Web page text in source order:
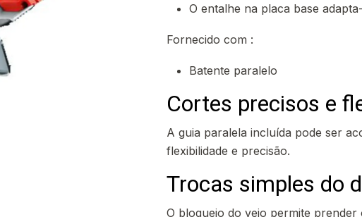
O entalhe na placa base
Fornecido com :
Batente paralelo
Cortes precisos e
A guia paralela incluída pode ser
flexibilidade e precisão.
Trocas simples do
O bloqueio do veio permite